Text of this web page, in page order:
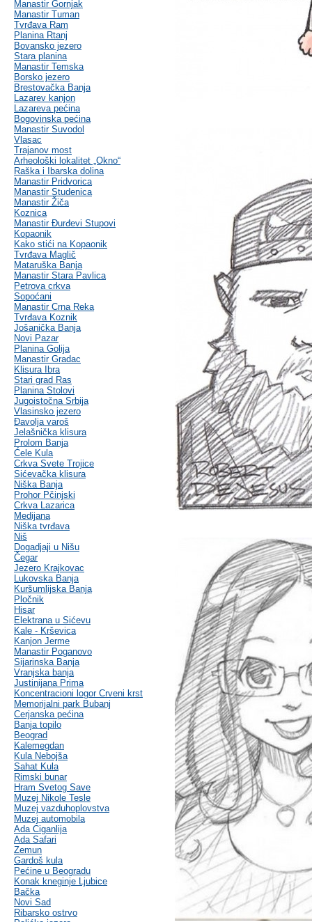
Manastir Gornjak
Manastir Tuman
Tvrđava Ram
Planina Rtanj
Bovansko jezero
Stara planina
Manastir Temska
Borsko jezero
Brestovačka Banja
Lazarev kanjon
Lazareva pećina
Bogovinska pećina
Manastir Suvodol
Vlasac
Trajanov most
Arheološki lokalitet „Okno“
Raška i Ibarska dolina
Manastir Pridvorica
Manastir Studenica
Manastir Žiča
Koznica
Manastir Đurđevi Stupovi
Kopaonik
Kako stići na Kopaonik
Tvrđava Maglič
Mataruška Banja
Manastir Stara Pavlica
Petrova crkva
Sopoćani
Manastir Crna Reka
Tvrđava Koznik
Jošanička Banja
Novi Pazar
Planina Golija
Manastir Gradac
Klisura Ibra
Stari grad Ras
Planina Stolovi
Jugoistočna Srbija
Vlasinsko jezero
Đavolja varoš
Jelašnička klisura
Prolom Banja
Ćele Kula
Crkva Svete Trojice
Sićevačka klisura
Niška Banja
Prohor Pčinjski
Crkva Lazarica
Medijana
Niška tvrđava
Niš
Dogadjaji u Nišu
Čegar
Jezero Krajkovac
Lukovska Banja
Kuršumlijska Banja
Pločnik
Hisar
Elektrana u Sićevu
Kale - Krševica
Kanjon Jerme
Manastir Poganovo
Sijarinska Banja
Vranjska banja
Justinijana Prima
Koncentracioni logor Crveni krst
Memorijalni park Bubanj
Cerjanska pećina
Banja topilo
Beograd
Kalemegdan
Kula Nebojša
Sahat Kula
Rimski bunar
Hram Svetog Save
Muzej Nikole Tesle
Muzej vazduhoplovstva
Muzej automobila
Ada Ciganlija
Ada Safari
Zemun
Gardoš kula
Pećine u Beogradu
Konak kneginje Ljubice
Bačka
Novi Sad
Ribarsko ostrvo